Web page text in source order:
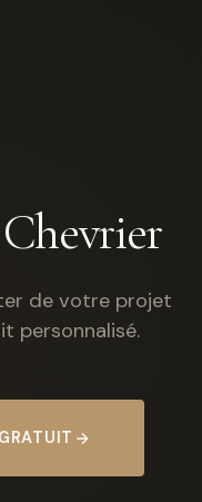
de votre projet
personnalisé.